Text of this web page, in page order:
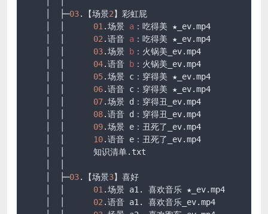
    │  ├─
03.【场景2】彩虹屁
01.场景 a ：吃得美 ★_ev.mp4
02.语音 a ：吃得美 ★_ev.mp4
03.场景 b ：火锅美_ev.mp4
04.语音 b ：火锅美_ev.mp4
05.场景 c：穿得美 ★_ev.mp4
06.语音 c：穿得美 ★_ev.mp4
07.场景 d：穿得丑_ev.mp4
08.语音 d：穿得丑_ev.mp4
09.场景 e：丑死了_ev.mp4
10.语音 e：丑死了_ev.mp4
    │  │      知识清单
.txt
    │  ├─
03.【场景3】喜好
01.场景 a1. 喜欢音乐 ★_ev.mp4
02.语音 a1. 喜欢音乐_ev.mp4